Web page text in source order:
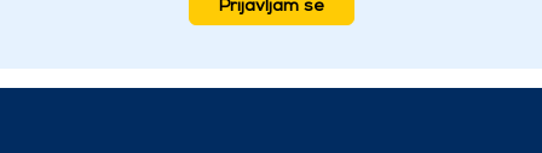
Prijavljam se